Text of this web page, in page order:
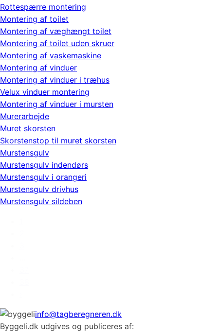
Rottespærre montering
Montering af toilet
Montering af væghængt toilet
Montering af toilet uden skruer
Montering af vaskemaskine
Montering af vinduer
Montering af vinduer i træhus
Velux vinduer montering
Montering af vinduer i mursten
Murerarbejde
Muret skorsten
Skorstenstop til muret skorsten
Murstensgulv
Murstensgulv indendørs
Murstensgulv i orangeri
Murstensgulv drivhus
Murstensgulv sildeben
info@tagberegneren.dk
Byggeli.dk udgives og publiceres af: